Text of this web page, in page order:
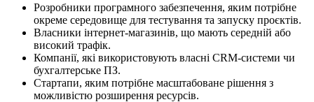
Розробники програмного забезпечення, яким потрібне
окреме середовище для тестування та запуску проєктів.
Власники інтернет-магазинів, що мають середній або
високий трафік.
Компанії, які використовують власні CRM-системи чи
бухгалтерське ПЗ.
Стартапи, яким потрібне масштабоване рішення з
можливістю розширення ресурсів.